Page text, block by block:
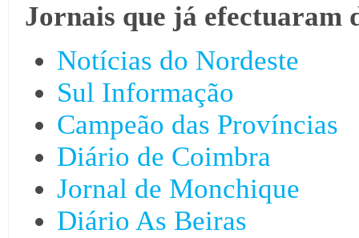
Jornais que já efectuaram
Notícias do Nordeste
Sul Informação
Campeão das Províncias
Diário de Coimbra
Jornal de Monchique
Diário As Beiras